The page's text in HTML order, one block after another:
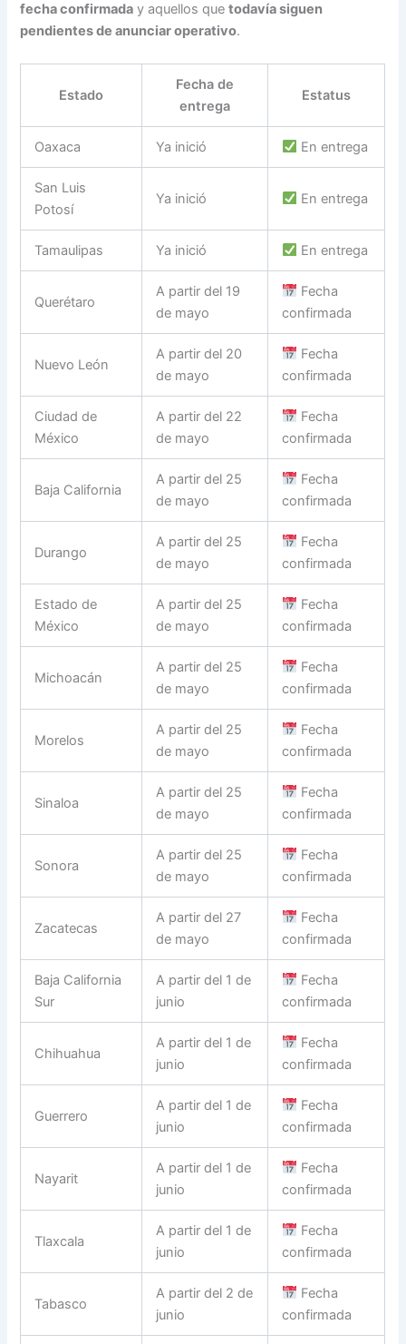
fecha confirmada y aquellos quetodavía siguen
pendientes de anunciar operativo.
Estado
Fecha de
entrega
Estatus
Oaxaca Ya inició En entrega
San Luis
Potosí
Ya inició En entrega
Tamaulipas Ya inició En entrega
Querétaro
A partir del 19
de mayo
Fecha
confirmada
Nuevo León
A partir del 20
de mayo
Fecha
confirmada
Ciudad de
México
A partir del 22
de mayo
Fecha
confirmada
Baja California
A partir del 25
de mayo
Fecha
confirmada
Durango
A partir del 25
de mayo
Fecha
confirmada
Estado de
México
A partir del 25
de mayo
Fecha
confirmada
Michoacán
A partir del 25
de mayo
Fecha
confirmada
Morelos
A partir del 25
de mayo
Fecha
confirmada
Sinaloa
A partir del 25
de mayo
Fecha
confirmada
Sonora
A partir del 25
de mayo
Fecha
confirmada
Zacatecas
A partir del 27
de mayo
Fecha
confirmada
Baja California
Sur
A partir del 1 de
junio
Fecha
confirmada
Chihuahua
A partir del 1 de
junio
Fecha
confirmada
Guerrero
A partir del 1 de
junio
Fecha
confirmada
Nayarit
A partir del 1 de
junio
Fecha
confirmada
Tlaxcala
A partir del 1 de
junio
Fecha
confirmada
Tabasco
A partir del 2 de
junio
Fecha
confirmada